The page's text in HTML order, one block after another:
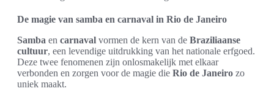
De magie van samba en carnaval in Rio de Janeiro
Samba en carnaval vormen de kern van de Braziliaanse
cultuur, een levendige uitdrukking van het nationale erfgoed.
Deze twee fenomenen zijn onlosmakelijk met elkaar
verbonden en zorgen voor de magie die Rio de Janeiro zo
uniek maakt.